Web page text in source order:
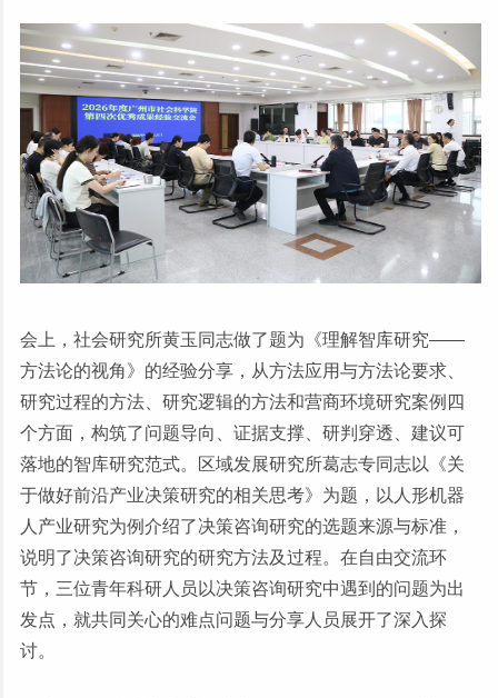
会上，社会研究所黄玉同志做了题为《理解智库研究——
方法论的视角》的经验分享，从方法应用与方法论要求、
研究过程的方法、研究逻辑的方法和营商环境研究案例四
个方面，构筑了问题导向、证据支撑、研判穿透、建议可
落地的智库研究范式。区域发展研究所葛志专同志以《关
于做好前沿产业决策研究的相关思考》为题，以人形机器
人产业研究为例介绍了决策咨询研究的选题来源与标准，
说明了决策咨询研究的研究方法及过程。在自由交流环
节，三位青年科研人员以决策咨询研究中遇到的问题为出
发点，就共同关心的难点问题与分享人员展开了深入探
讨。